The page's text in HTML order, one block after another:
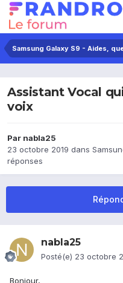
Samsung Galaxy S9 - Aides,
Assistant Vocal
voix
Par nabla25
23 octobre 2019 dans
réponses
nabla25
Posté(e) 23 octobre
Bonjour,